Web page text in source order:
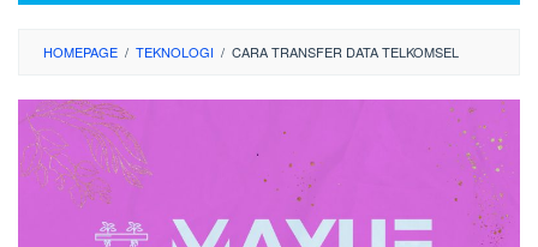
HOMEPAGE / TEKNOLOGI / CARA TRANSFER DATA TELKOMSEL